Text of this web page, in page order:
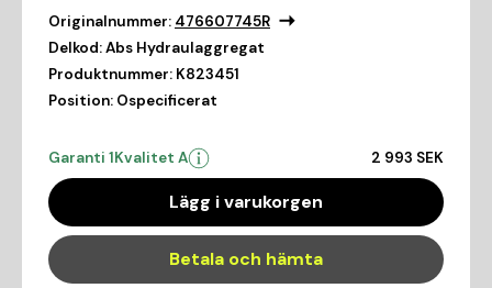
Originalnummer: 476607745R
Delkod:Abs Hydraulaggregat
Produktnummer: K823451
Position: Ospecificerat
Garanti 1Kvalitet A 2 993 SEK
Lägg i varukorgen
Betala och hämta